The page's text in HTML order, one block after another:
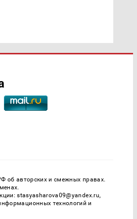
об авторских и смежных правах.
stasyasharova09@yandex.ru,
технологий и